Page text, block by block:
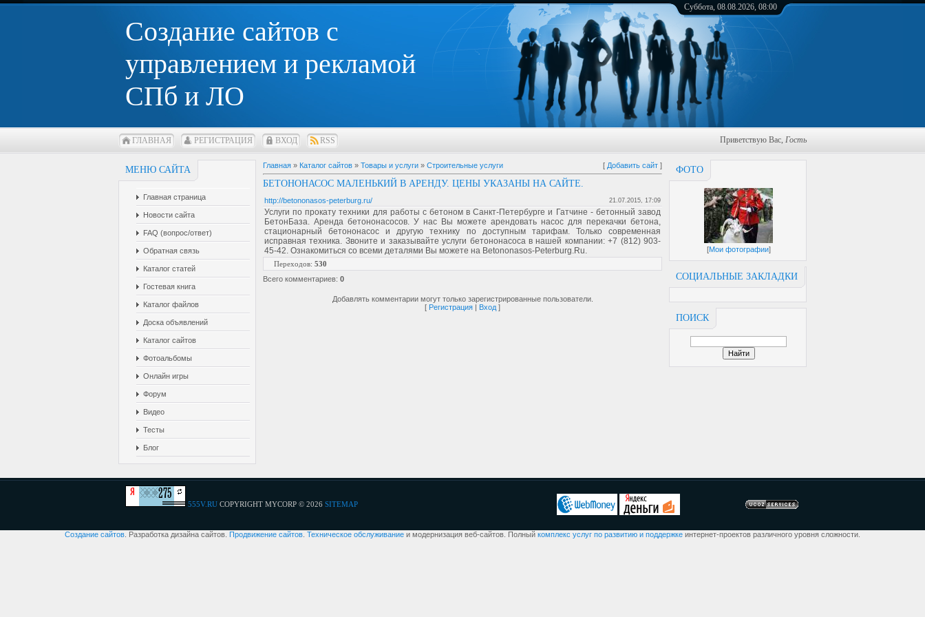
Создание сайтов с
управлением и рекламой
СПб и ЛО
Суббота, 08.08.2026, 08:00
ГЛАВНАЯ РЕГИСТРАЦИЯ ВХОД RSS Приветствую Вас, Гость
МЕНЮ САЙТА
Главная страница
Новости сайта
FAQ (вопрос/ответ)
Обратная связь
Каталог статей
Гостевая книга
Каталог файлов
Доска объявлений
Каталог сайтов
Фотоальбомы
Онлайн игры
Форум
Видео
Тесты
Блог
ФОТО
[Мои фотографии]
СОЦИАЛЬНЫЕ ЗАКЛАДКИ
ПОИСК
Главная » Каталог сайтов » Товары и услуги » Строительные услуги [ Добавить сайт ]
БЕТОНОНАСОС МАЛЕНЬКИЙ В АРЕНДУ. ЦЕНЫ УКАЗАНЫ НА САЙТЕ.
http://betononasos-peterburg.ru/ 21.07.2015, 17:09
Услуги по прокату техники для работы с бетоном в Санкт-Петербурге и Гатчине - бетонный завод
БетонБаза. Аренда бетононасосов. У нас Вы можете арендовать насос для перекачки бетона,
стационарный бетононасос и другую технику по доступным тарифам. Только современная
исправная техника. Звоните и заказывайте услуги бетононасоса в нашей компании: +7 (812) 903-
45-42. Ознакомиться со всеми деталями Вы можете на Betononasos-Peterburg.Ru.
Переходов: 530
Всего комментариев: 0
Добавлять комментарии могут только зарегистрированные пользователи.
[ Регистрация | Вход ]
555V.RU COPYRIGHT MYCORP © 2026 SITEMAP
Создание сайтов . Разработка дизайна сайтов. Продвижение сайтов Техническое обслуживание и модернизация веб-сайтов. Полный комплекс услуг по развитию и поддержке интернет-проектов различного уровня сложности.